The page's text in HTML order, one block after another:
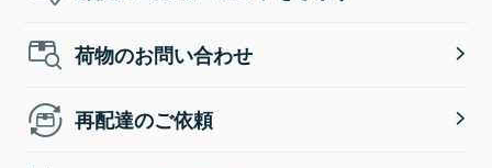
荷物のお問い合わせ
再配達のご依頼